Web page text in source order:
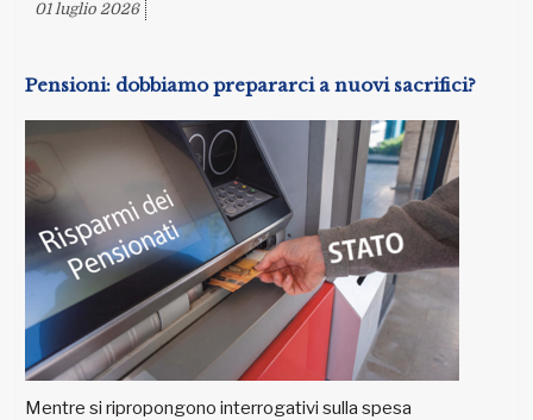
01 luglio 2026
Pensioni: dobbiamo prepararci a nuovi sacrifici?
Mentre si ripropongono interrogativi sulla spesa